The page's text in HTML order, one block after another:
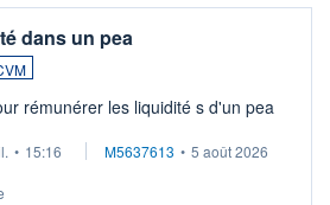
dans un pea
rémunérer les liquidité s d'un pea
• 15:16 M5637613 • 5 août 2026